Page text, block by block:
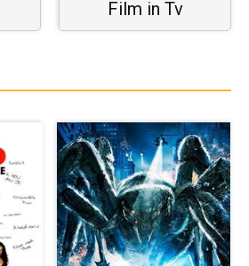
Film in Tv